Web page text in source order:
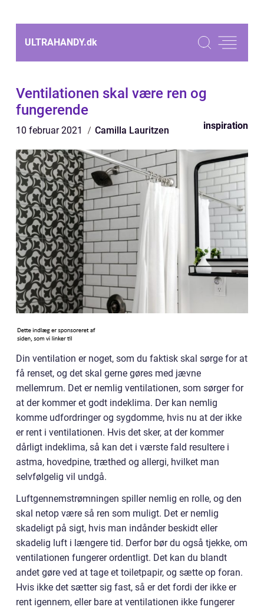
ULTRAHANDY.dk
Ventilationen skal være ren og
fungerende
10 februar 2021 Camilla Lauritzen inspiration
Din ventilation er noget, som du faktisk skal sørge for at
få renset, og det skal gerne gøres med jævne
mellemrum. Det er nemlig ventilationen, som sørger for
at der kommer et godt indeklima. Der kan nemlig
komme udfordringer og sygdomme, hvis nu at der ikke
er rent i ventilationen. Hvis det sker, at der kommer
dårligt indeklima, så kan det i værste fald resultere i
astma, hovedpine, træthed og allergi, hvilket man
selvfølgelig vil undgå.
Luftgennemstrømningen spiller nemlig en rolle, og den
skal netop være så ren som muligt. Det er nemlig
skadeligt på sigt, hvis man indånder beskidt eller
skadelig luft i længere tid. Derfor bør du også tjekke, om
ventilationen fungerer ordentligt. Det kan du blandt
andet gøre ved at tage et toiletpapir, og sætte op foran.
Hvis ikke det sætter sig fast, så er det fordi der ikke er
rent igennem, eller bare at ventilationen ikke fungerer